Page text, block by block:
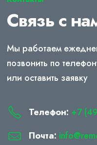
Связь с
Мы работаем
позвонить по
или оставить заявку
Телефон: +7
Почта: